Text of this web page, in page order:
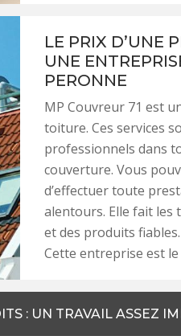
LE PRIX D’UNE
UNE
PERONNE
MP Couvreur 71 est
toiture. Ces services
professionnels dans
couverture. Vous
d’effectuer toute
alentours. Elle fait les
et des produits
Cette entreprise est
: UN TRAVAIL ASSEZ